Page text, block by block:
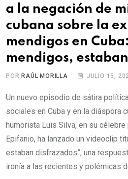
a la negación de
cubana sobre la
mendigos en
mendigos,
POR RAÚL MORILLA JULIO 15,
Un nuevo episodio de sátira
sociales en Cuba y en la diáspora
humorista Luis Silva, en su
Epifanio, ha lanzado un videoclip
estaban disfrazados”, una
ironía a las recientes y polémicas